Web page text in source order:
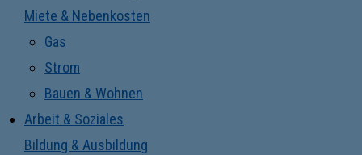
Miete & Nebenkosten
Gas
Strom
Bauen & Wohnen
Arbeit & Soziales
Bildung & Ausbildung